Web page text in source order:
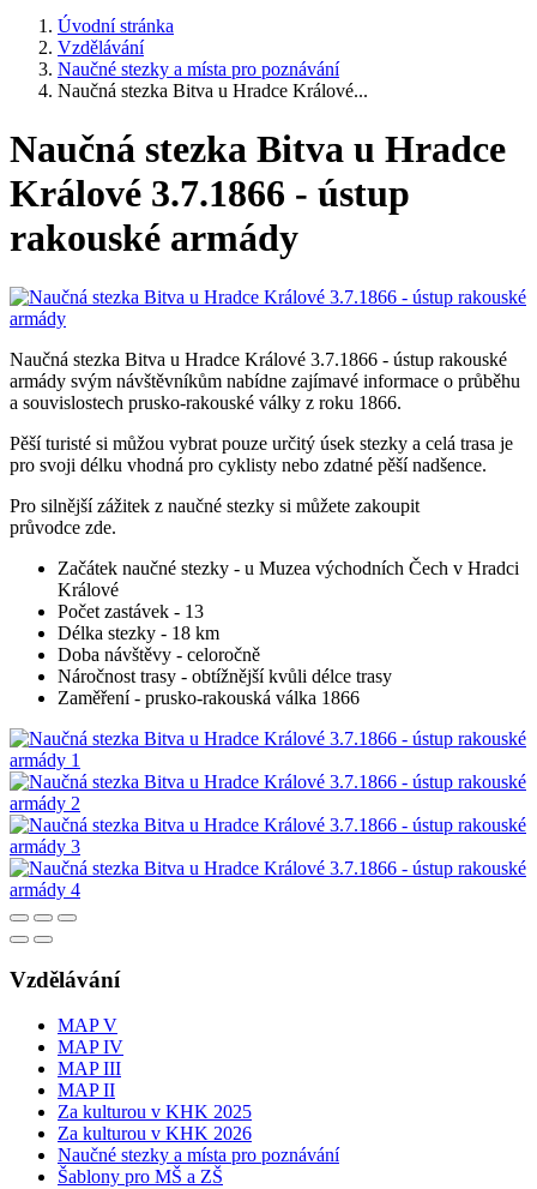
Úvodní stránka
Vzdělávání
Naučné stezky a místa pro poznávání
Naučná stezka Bitva u Hradce Králové...
Naučná stezka Bitva u Hradce
Králové 3.7.1866 - ústup
rakouské armády
Naučná stezka Bitva u Hradce Králové 3.7.1866 - ústup rakouské
armády svým návštěvníkům nabídne zajímavé informace o průběhu
a souvislostech prusko-rakouské války z roku 1866.
Pěší turisté si můžou vybrat pouze určitý úsek stezky a celá trasa je
pro svoji délku vhodná pro cyklisty nebo zdatné pěší nadšence.
Pro silnější zážitek z naučné stezky si můžete zakoupit
průvodce zde.
Začátek naučné stezky - u Muzea východních Čech v Hradci
Králové
Počet zastávek - 13
Délka stezky - 18 km
Doba návštěvy - celoročně
Náročnost trasy - obtížnější kvůli délce trasy
Zaměření - prusko-rakouská válka 1866
Vzdělávání
MAP V
MAP IV
MAP III
MAP II
Za kulturou v KHK 2025
Za kulturou v KHK 2026
Naučné stezky a místa pro poznávání
Šablony pro MŠ a ZŠ